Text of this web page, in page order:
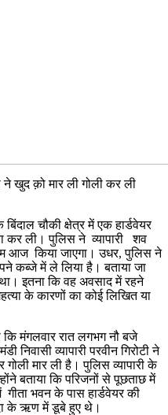
ने खुद क़ो मार ली गोली कर ली
चौकी क्षेत्र में एक हार्डवेयर
कर ली। पुलिस ने व्यापारी शव
आज किया जाएगा। उधर, पुलिस ने
कब्जे में ले लिया है। बताया जा
था। इतना कि वह अवसाद में रहने
के कारणों का कोई लिखित या
कि मंगलवार रात लगभग नौ बजे
निवासी व्यापारी परवीन गिरोटी ने
मार ली है। पुलिस व्यापारी के
बताया कि परिजनों से पूछताछ में
गीता भवन के पास हार्डवेयर की
के ऋण में डूबे हुए थे।